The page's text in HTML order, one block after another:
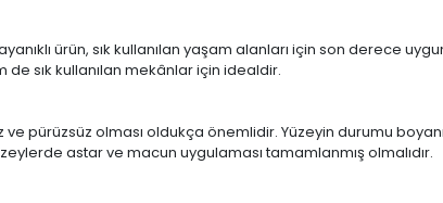
ürün, sık kullanılan yaşam alanları için son derece
sık kullanılan mekânlar için idealdir.
ve pürüzsüz olması oldukça önemlidir. Yüzeyin durumu
astar ve macun uygulaması tamamlanmış olmalıdır.